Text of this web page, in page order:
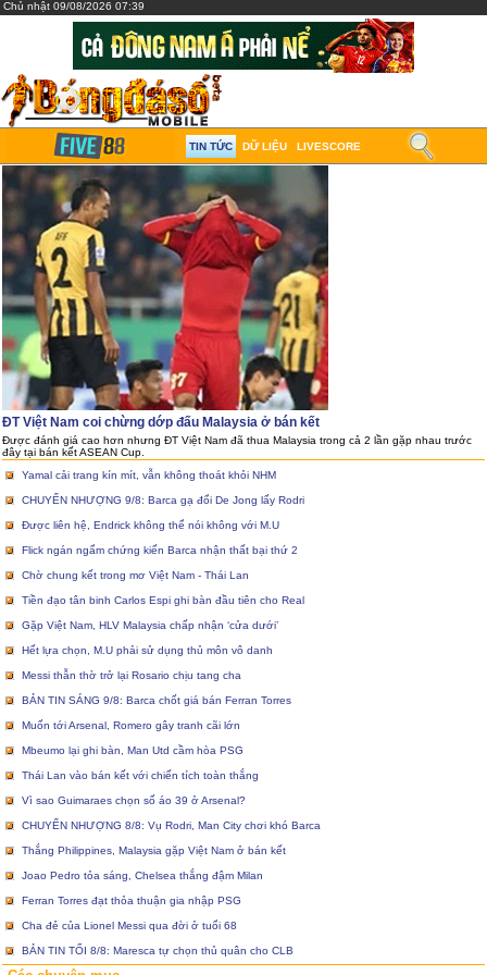
Chủ nhật 09/08/2026 07:39
TIN TỨC DỮ LIỆU LIVESCORE
ĐT Việt Nam coi chừng dớp đấu Malaysia ở bán kết
Được đánh giá cao hơn nhưng ĐT Việt Nam đã thua Malaysia trong cả 2 lần gặp nhau trước
đây tại bán kết ASEAN Cup.
Yamal cải trang kín mít, vẫn không thoát khỏi NHM
CHUYỂN NHƯỢNG 9/8: Barca gạ đổi De Jong lấy Rodri
Được liên hệ, Endrick không thể nói không với M.U
Flick ngán ngẩm chứng kiến Barca nhận thất bại thứ 2
Chờ chung kết trong mơ Việt Nam - Thái Lan
Tiền đạo tân binh Carlos Espi ghi bàn đầu tiên cho Real
Gặp Việt Nam, HLV Malaysia chấp nhận ‘cửa dưới’
Hết lựa chọn, M.U phải sử dụng thủ môn vô danh
Messi thẫn thờ trở lại Rosario chịu tang cha
BẢN TIN SÁNG 9/8: Barca chốt giá bán Ferran Torres
Muốn tới Arsenal, Romero gây tranh cãi lớn
Mbeumo lại ghi bàn, Man Utd cầm hòa PSG
Thái Lan vào bán kết với chiến tích toàn thắng
Vì sao Guimaraes chọn số áo 39 ở Arsenal?
CHUYỂN NHƯỢNG 8/8: Vụ Rodri, Man City chơi khó Barca
Thắng Philippines, Malaysia gặp Việt Nam ở bán kết
Joao Pedro tỏa sáng, Chelsea thắng đậm Milan
Ferran Torres đạt thỏa thuận gia nhập PSG
Cha đẻ của Lionel Messi qua đời ở tuổi 68
BẢN TIN TỐI 8/8: Maresca tự chọn thủ quân cho CLB